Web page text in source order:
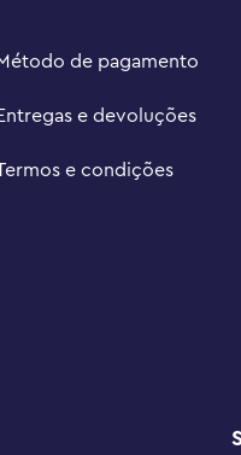
de pagamento
e devoluções
e condições